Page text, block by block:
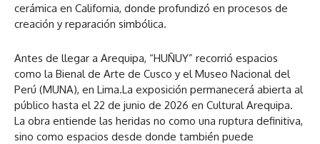
cerámica en California, donde profundizó en procesos de
creación y reparación simbólica.
Antes de llegar a Arequipa, “HUÑUY” recorrió espacios
como la Bienal de Arte de Cusco y el Museo Nacional del
Perú (MUNA), en Lima.La exposición permanecerá abierta al
público hasta el 22 de junio de 2026 en Cultural Arequipa.
La obra entiende las heridas no como una ruptura definitiva,
sino como espacios desde donde también puede